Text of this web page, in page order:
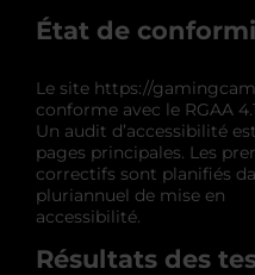
État de
Le site https://
conforme avec le RGAA
Un audit d’accessibilité
pages principales. Les
correctifs sont planifiés
pluriannuel de mise en
accessibilité.
Résultats des